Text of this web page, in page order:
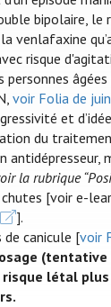
bipolaire, le
venlafaxine
risque
voir Folia de
et
du
la rubrique
chutes [voir e-
].
de canicule [voir
(tentative
létal